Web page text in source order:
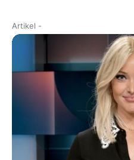
Artikel -